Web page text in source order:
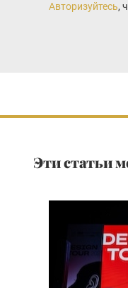
Авторизуйтесь,
Эти статьи